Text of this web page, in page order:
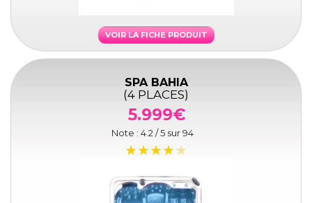
VOIR LA FICHE PRODUIT
SPA BAHIA
(4 PLACES)
5.999€
Note : 4.2 / 5 sur94